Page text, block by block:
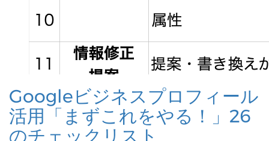
Googleビジネスプロフィール
活用「まずこれをやる！」26
のチェックリスト